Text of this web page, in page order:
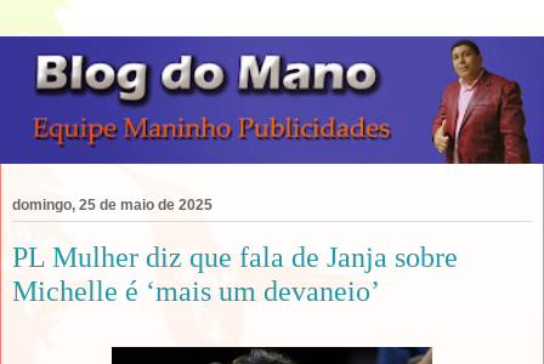
domingo, 25 de maio de 2025
PL Mulher diz que fala de Janja sobre
Michelle é ‘mais um devaneio’